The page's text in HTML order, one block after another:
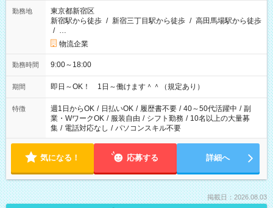
勤務地
東京都新宿区
新宿駅から徒歩 / 新宿三丁目駅から徒歩 / 高田馬場駅から徒歩
/ …
物流企業
勤務時間 9:00～18:00
期間 即日～OK！ 1日～働けます＾＾（規定あり）
特徴 週1日からOK / 日払いOK / 履歴書不要 / 40～50代活躍中 / 副
業・WワークOK / 服装自由 / シフト勤務 / 10名以上の大量募
集 / 電話対応なし / パソコンスキル不要
気になる！ 応募する 詳細へ
掲載日：2026.08.03